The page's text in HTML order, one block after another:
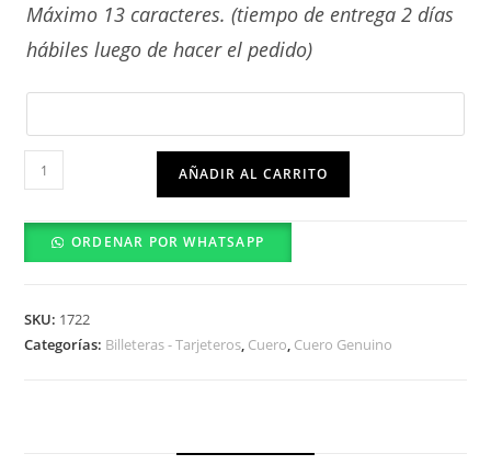
Máximo 13 caracteres. (tiempo de entrega 2 días
hábiles luego de hacer el pedido)
Ron
Tarjetero
cantidad
AÑADIR AL CARRITO
ORDENAR POR WHATSAPP
SKU: 1722
Categorías: Billeteras - Tarjeteros, Cuero, Cuero Genuino